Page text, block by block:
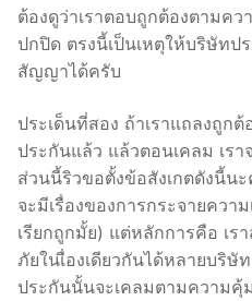
ต้องดูว่าเราตอบถูกต้องตามคว
ปกปิด ตรงนี้เป็นเหตุให้บริษัทป
สัญญาได้ครับ
ประเด็นที่สอง ถ้าเราแถลงถูก
ประกันแล้ว แล้วตอนเคลม เร
ส่วนนี้ริวขอตั้งข้อสังเกตดังนี้น
จะมีเรื่องของการกระจายควา
เรียกถูกมั้ย) แต่หลักการคือ เร
ภัยในเื่องเดียวกันได้หลายบริษั
ประกันนั้นจะเคลมตามความคุ้